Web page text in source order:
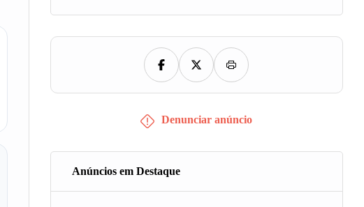
Denunciar anúncio
Anúncios em Destaque